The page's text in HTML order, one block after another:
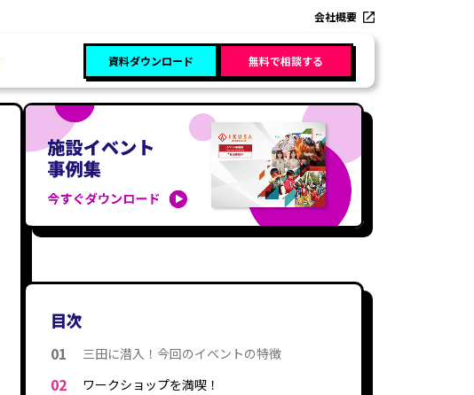
会社概要
資料ダウンロード 無料で相談する
目次
三田に潜入！今回のイベントの特徴
ワークショップを満喫！